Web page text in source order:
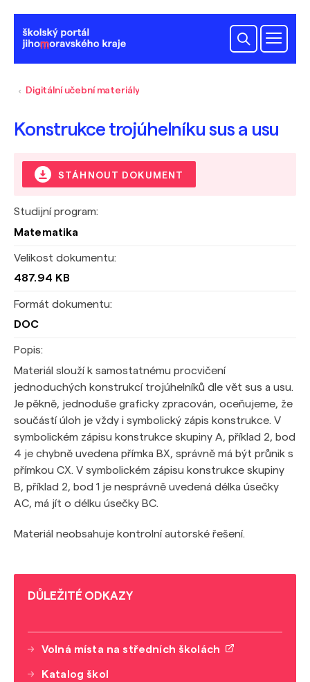
Digitální učební materiály
Konstrukce trojúhelníku sus a usu
STÁHNOUT DOKUMENT
Studijní program:
Matematika
Velikost dokumentu:
487.94 KB
Formát dokumentu:
DOC
Popis:
Materiál slouží k samostatnému procvičení
jednoduchých konstrukcí trojúhelníků dle vět sus a usu.
Je pěkně, jednoduše graficky zpracován, oceňujeme, že
součástí úloh je vždy i symbolický zápis konstrukce. V
symbolickém zápisu konstrukce skupiny A, příklad 2, bod
4 je chybně uvedena přímka BX, správně má být průnik s
přímkou CX. V symbolickém zápisu konstrukce skupiny
B, příklad 2, bod 1 je nesprávně uvedená délka úsečky
AC, má jít o délku úsečky BC.
Materiál neobsahuje kontrolní autorské řešení.
DŮLEŽITÉ ODKAZY
Volná místa na středních školách
Katalog škol